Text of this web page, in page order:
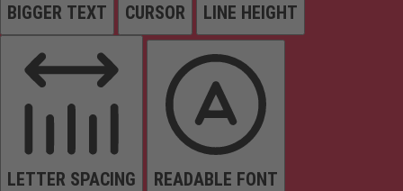
BIGGER TEXT CURSOR LINE HEIGHT
LETTER SPACING READABLE FONT